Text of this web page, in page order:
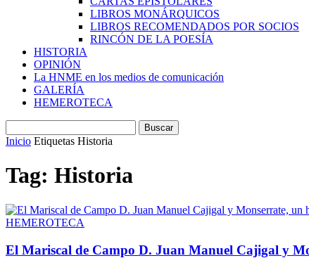
LIBROS MONÁRQUICOS
LIBROS RECOMENDADOS POR SOCIOS
RINCÓN DE LA POESÍA
HISTORIA
OPINIÓN
La HNME en los medios de comunicación
GALERÍA
HEMEROTECA
Inicio Etiquetas Historia
Tag: Historia
HEMEROTECA
El Mariscal de Campo D. Juan Manuel Cajigal y